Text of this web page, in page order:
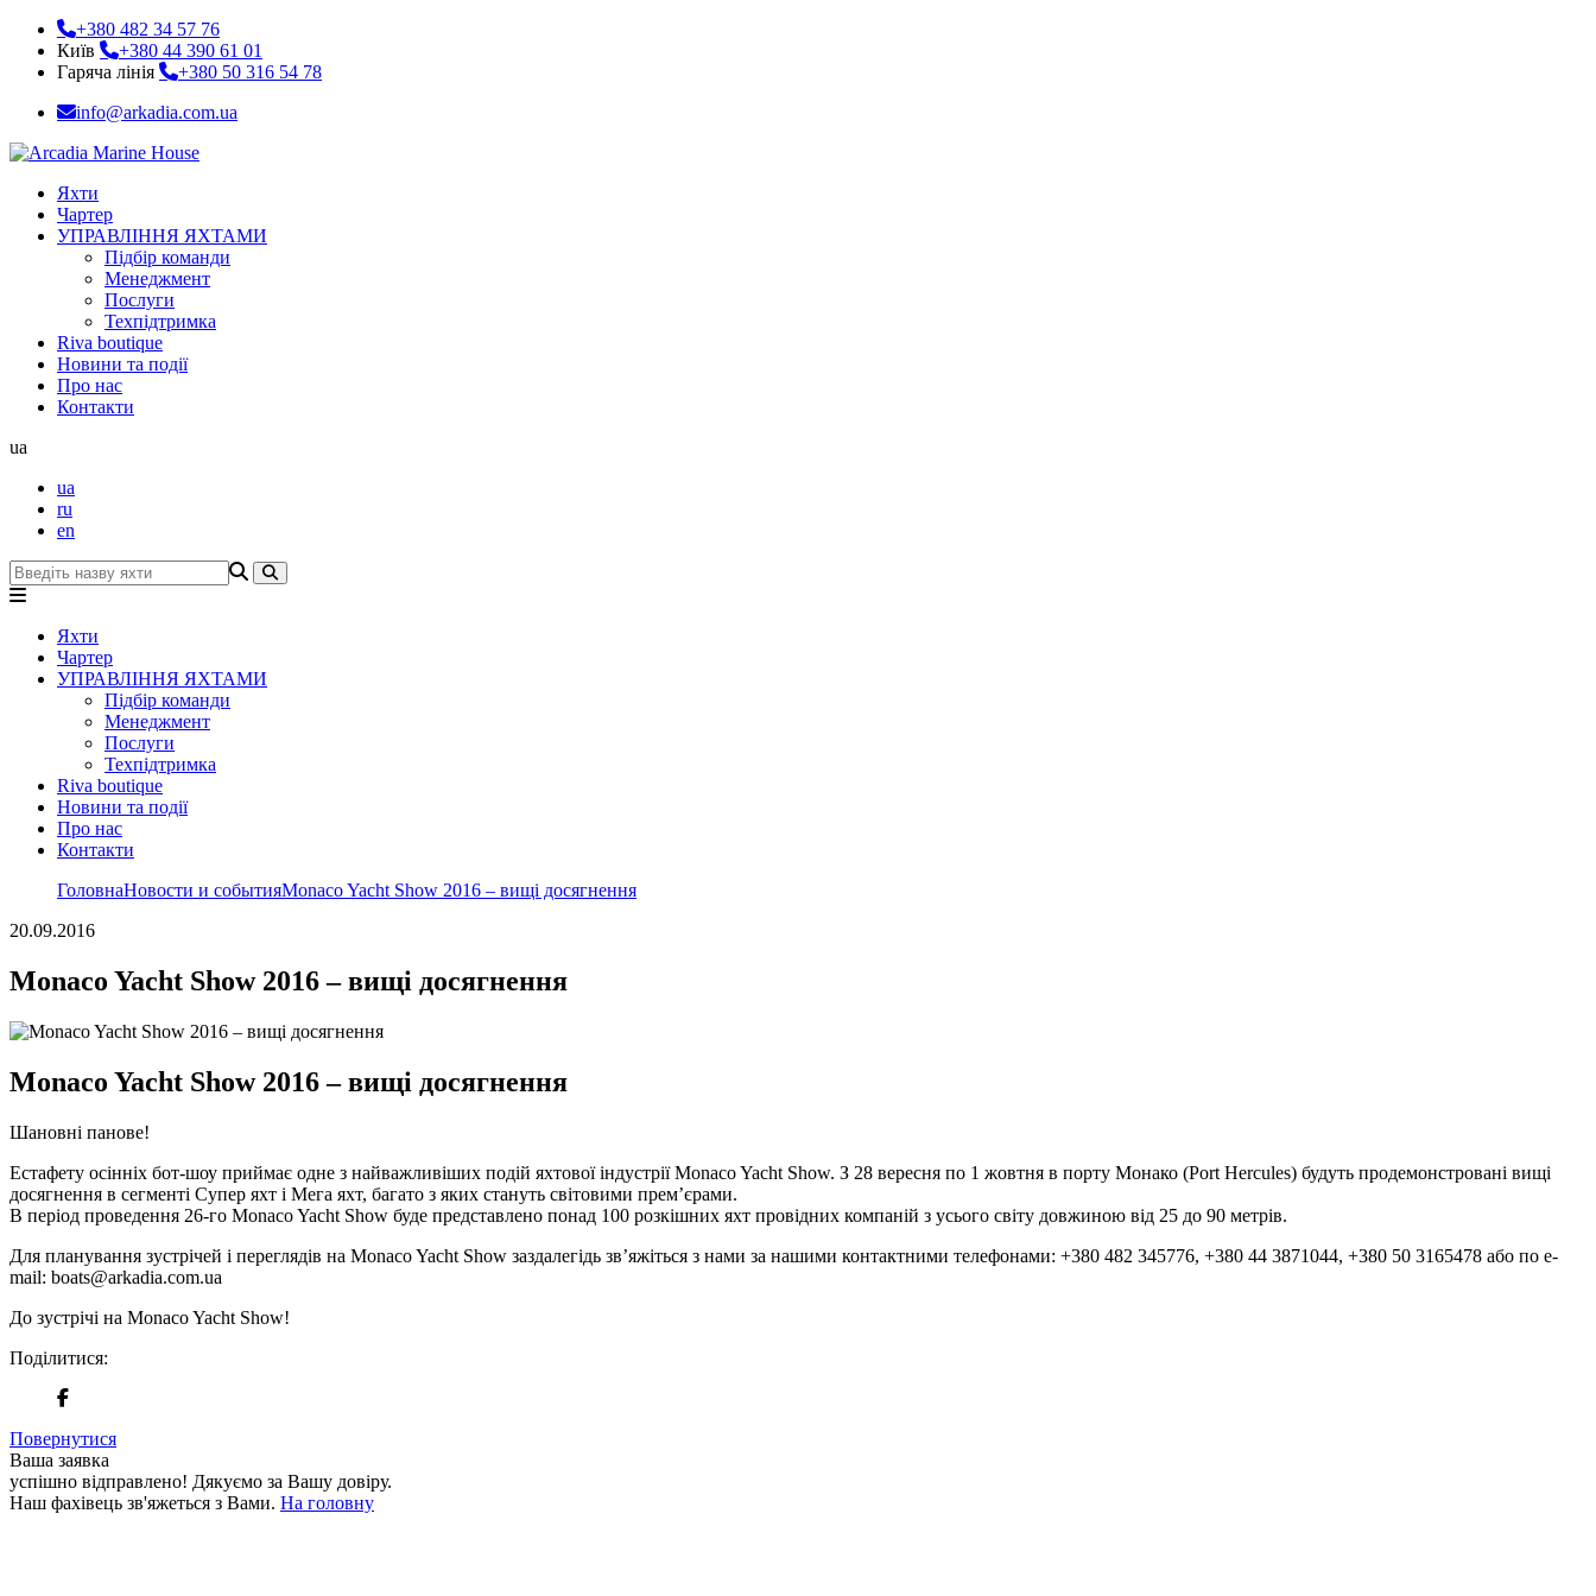
+380 482 34 57 76
Київ
+380 44 390 61 01
Гаряча лінія
+380 50 316 54 78
info@arkadia.com.ua
Яхти
Чартер
УПРАВЛІННЯ ЯХТАМИ
Підбір команди
Менеджмент
Послуги
Техпідтримка
Riva boutique
Новини та події
Про нас
Контакти
ua
ua
ru
en
Яхти
Чартер
УПРАВЛІННЯ ЯХТАМИ
Підбір команди
Менеджмент
Послуги
Техпідтримка
Riva boutique
Новини та події
Про нас
Контакти
ГоловнаНовости и событияMonaco Yacht Show 2016 – вищі досягнення
20.09.2016
Monaco Yacht Show 2016 – вищі досягнення
Monaco Yacht Show 2016 – вищі досягнення
Шановні панове!
Естафету осінніх бот-шоу приймає одне з найважливіших подій яхтової індустрії Monaco Yacht Show. З 28 вересня по 1 жовтня в порту Монако (Port Hercules) будуть продемонстровані вищі
досягнення в сегменті Супер яхт і Мега яхт, багато з яких стануть світовими прем’єрами.
В період проведення 26-го Monaco Yacht Show буде представлено понад 100 розкішних яхт провідних компаній з усього світу довжиною від 25 до 90 метрів.
Для планування зустрічей і переглядів на Monaco Yacht Show заздалегідь зв’яжіться з нами за нашими контактними телефонами: +380 482 345776, +380 44 3871044, +380 50 3165478 або по e-
mail: boats@arkadia.com.ua
До зустрічі на Monaco Yacht Show!
Поділитися:
Повернутися
Ваша заявка
успішно відправлено! Дякуємо за Вашу довіру.
Наш фахівець зв'яжеться з Вами. На головну